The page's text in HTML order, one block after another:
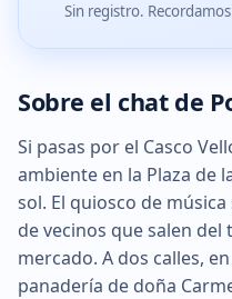
Sin registro.
Sobre el chat de
Si pasas por el Casco
ambiente en la Plaza de
sol. El quiosco de
de vecinos que salen
mercado. A dos calles,
panadería de doña